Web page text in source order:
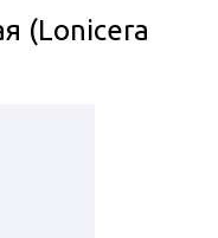
(Lonicera